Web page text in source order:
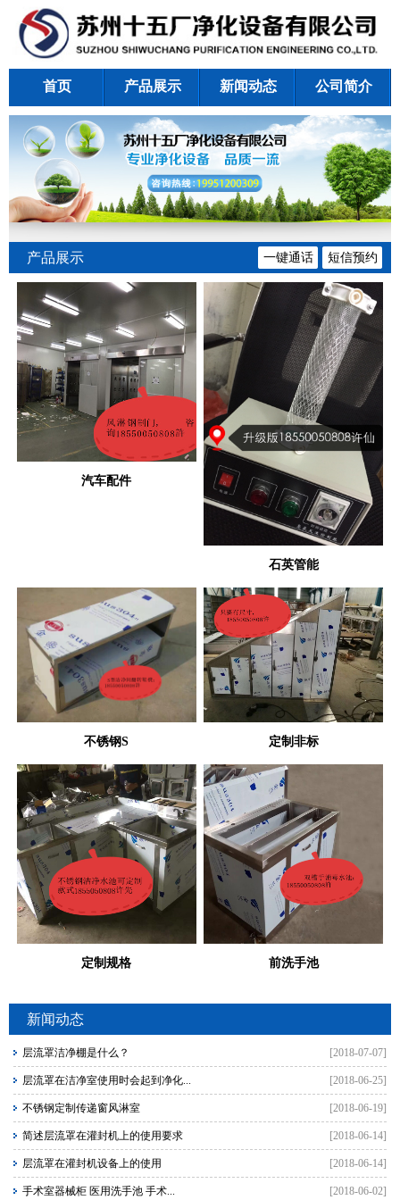
首页 产品展示 新闻动态 公司简介
产品展示 短信预约
一键通话
汽车配件
石英管能
不锈钢S 定制非标
定制规格 前洗手池
新闻动态
[2018-07-07]
层流罩洁净棚是什么？
[2018-06-25]
层流罩在洁净室使用时会起到净化...
[2018-06-19]
不锈钢定制传递窗风淋室
[2018-06-14]
简述层流罩在灌封机上的使用要求
[2018-06-14]
层流罩在灌封机设备上的使用
[2018-06-02]
手术室器械柜 医用洗手池 手术...